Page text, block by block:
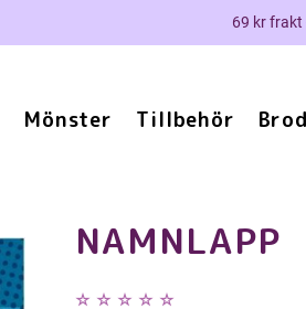
69 kr
Mönster Tillbehör
NAMNLAPP